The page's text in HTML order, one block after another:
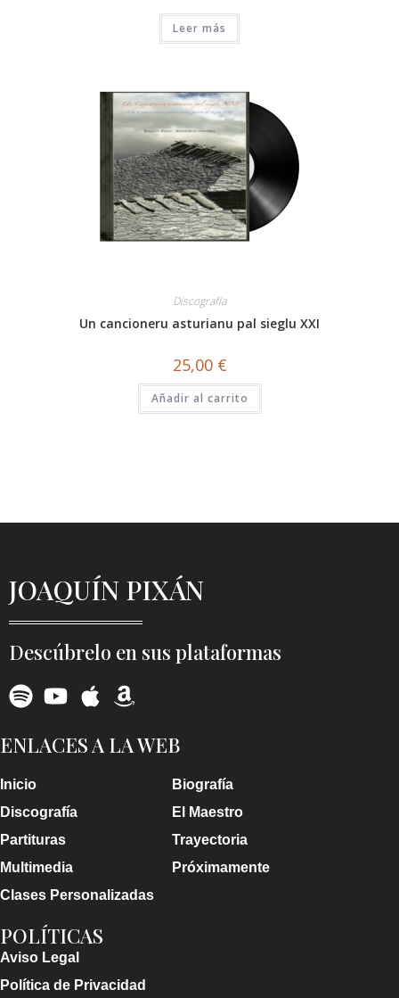
Leer más
Discografía
Un cancioneru asturianu pal sieglu XXI
25,00 €
Añadir al carrito
JOAQUÍN PIXÁN
Descúbrelo en sus plataformas
ENLACES A LA WEB
Inicio
Discografía
Partituras
Multimedia
Clases Personalizadas
Biografía
El Maestro
Trayectoria
Próximamente
POLÍTICAS
Aviso Legal
Política de Privacidad